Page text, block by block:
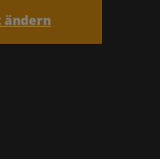
ändern